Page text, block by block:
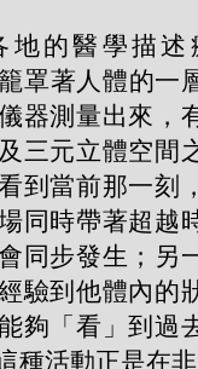
地的醫學描
籠罩著人體的
器測量出來，
三元立體空間
到當前那一刻
同時帶著超越
同步發生；另
驗到他體內的
夠「看」到過
種活動正是在